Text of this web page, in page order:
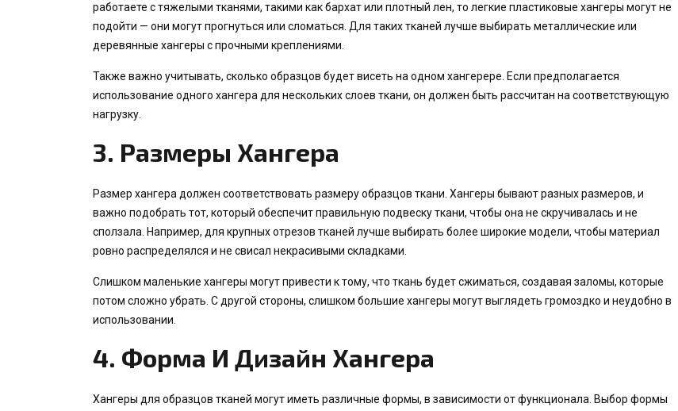
работаете с тяжелыми тканями, такими как бархат или плотный лен, то легкие пластиковые хангеры могут не
подойти — они могут прогнуться или сломаться. Для таких тканей лучше выбирать металлические или
деревянные хангеры с прочными креплениями.
Также важно учитывать, сколько образцов будет висеть на одном хангерере. Если предполагается
использование одного хангера для нескольких слоев ткани, он должен быть рассчитан на соответствующую
нагрузку.
3. Размеры Хангера
Размер хангера должен соответствовать размеру образцов ткани. Хангеры бывают разных размеров, и
важно подобрать тот, который обеспечит правильную подвеску ткани, чтобы она не скручивалась и не
сползала. Например, для крупных отрезов тканей лучше выбирать более широкие модели, чтобы материал
ровно распределялся и не свисал некрасивыми складками.
Слишком маленькие хангеры могут привести к тому, что ткань будет сжиматься, создавая заломы, которые
потом сложно убрать. С другой стороны, слишком большие хангеры могут выглядеть громоздко и неудобно в
использовании.
4. Форма И Дизайн Хангера
Хангеры для образцов тканей могут иметь различные формы, в зависимости от функционала. Выбор формы